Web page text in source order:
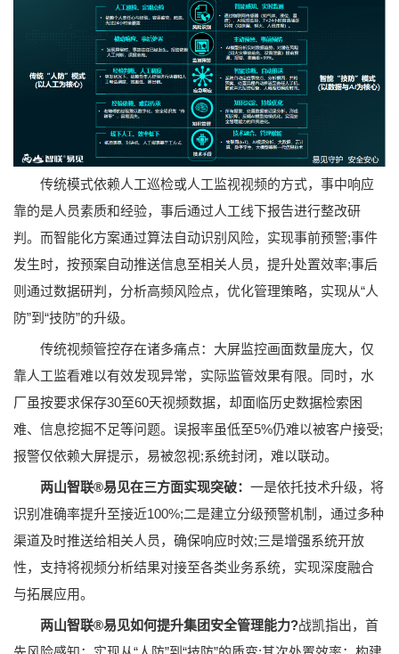
传统模式依赖人工巡检或人工监视视频的方式，事中响应
靠的是人员素质和经验，事后通过人工线下报告进行整改研
判。而智能化方案通过算法自动识别风险，实现事前预警;事件
发生时，按预案自动推送信息至相关人员，提升处置效率;事后
则通过数据研判，分析高频风险点，优化管理策略，实现从“人
防”到“技防”的升级。
传统视频管控存在诸多痛点：大屏监控画面数量庞大，仅
靠人工监看难以有效发现异常，实际监管效果有限。同时，水
厂虽按要求保存30至60天视频数据，却面临历史数据检索困
难、信息挖掘不足等问题。误报率虽低至5%仍难以被客户接受;
报警仅依赖大屏提示，易被忽视;系统封闭，难以联动。
两山智联®易见在三方面实现突破： 一是依托技术升级，将
识别准确率提升至接近100%;二是建立分级预警机制，通过多种
渠道及时推送给相关人员，确保响应时效;三是增强系统开放
性，支持将视频分析结果对接至各类业务系统，实现深度融合
与拓展应用。
两山智联®易见如何提升集团安全管理能力?战凯指出，首